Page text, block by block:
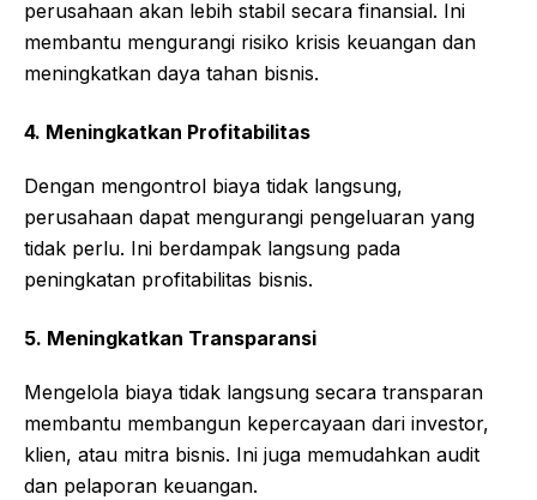
perusahaan akan lebih stabil secara finansial. Ini
membantu mengurangi risiko krisis keuangan dan
meningkatkan daya tahan bisnis.
4. Meningkatkan Profitabilitas
Dengan mengontrol biaya tidak langsung,
perusahaan dapat mengurangi pengeluaran yang
tidak perlu. Ini berdampak langsung pada
peningkatan profitabilitas bisnis.
5. Meningkatkan Transparansi
Mengelola biaya tidak langsung secara transparan
membantu membangun kepercayaan dari investor,
klien, atau mitra bisnis. Ini juga memudahkan audit
dan pelaporan keuangan.